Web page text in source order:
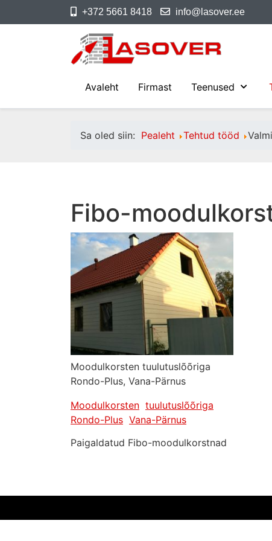
+372 5661 8418 info@lasover.ee
Avaleht Firmast Teenused
Sa oled siin: Pealeht Tehtud tööd
Fibo-
Moodulkorsten tuulutuslõõriga
Rondo-Plus, Vana-Pärnus
Moodulkorsten tuulutuslõõriga
Rondo-Plus Vana-Pärnus
Paigaldatud Fibo-moodulkorstnad